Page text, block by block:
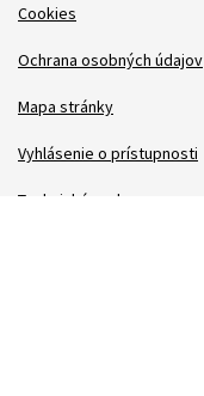
Cookies
Ochrana osobných údajov
Mapa stránky
Vyhlásenie o prístupnosti
Technická podpora